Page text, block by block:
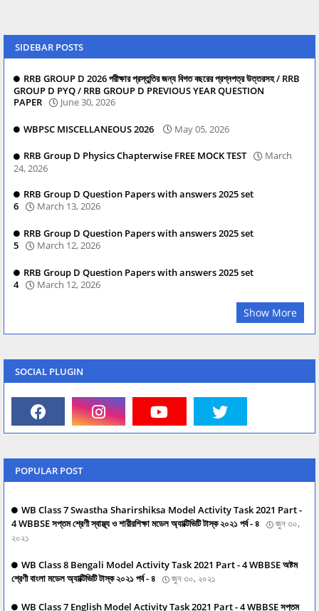
SIDEBAR POSTS
RRB GROUP D 2026 পরীক্ষার প্রস্তুতির জন্য বিগত বছরের প্রশ্নপত্র উত্তরসহ / RRB
GROUP D PYQ / RRB GROUP D PREVIOUS YEAR QUESTION
PAPER
June 30, 2026
WBPSC MISCELLANEOUS 2026 May 05, 2026
RRB Group D Physics Chapterwise FREE MOCK TEST
March
24, 2026
RRB Group D Question Papers with answers 2025 set
6
March 13, 2026
RRB Group D Question Papers with answers 2025 set
5
March 12, 2026
RRB Group D Question Papers with answers 2025 set
4
March 12, 2026
Show More
SOCIAL PLUGIN
POPULAR POST
WB Class 7 Swastha Sharirshiksa Model Activity Task 2021 Part -
4 WBBSE সপ্তম শ্রেণী স্বাস্থ্য ও শারীরশিক্ষা মডেল অ্যাক্টিভিটি টাস্ক ২০২১ পর্ব - ৪
জুন ৩০,
২০২১
WB Class 8 Bengali Model Activity Task 2021 Part - 4 WBBSE অষ্টম
শ্রেণী বাংলা মডেল অ্যাক্টিভিটি টাস্ক ২০২১ পর্ব - ৪
জুন ৩০, ২০২১
WB Class 7 English Model Activity Task 2021 Part - 4 WBBSE সপ্তম